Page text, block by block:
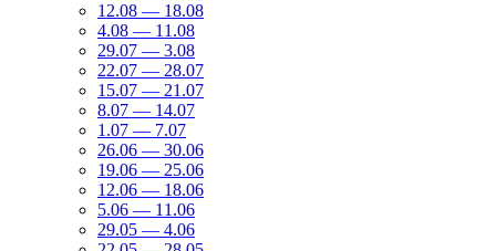
12.08 — 18.08
4.08 — 11.08
29.07 — 3.08
22.07 — 28.07
15.07 — 21.07
8.07 — 14.07
1.07 — 7.07
26.06 — 30.06
19.06 — 25.06
12.06 — 18.06
5.06 — 11.06
29.05 — 4.06